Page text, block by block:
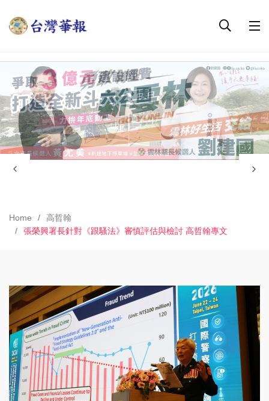
Home
高哲翰
張榮興署長針對《跟騷法》審慎評估與檢討 高哲翰專文